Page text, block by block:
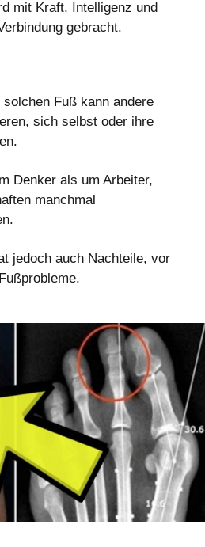
mit Kraft, Intelligenz und
gebracht.
Fuß kann andere
sich selbst oder ihre
Denker als um Arbeiter,
manchmal
jedoch auch Nachteile, vor